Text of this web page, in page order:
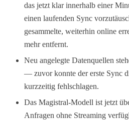
das jetzt klar innerhalb einer
einen laufenden Sync
gesammelte, weiterhin online
mehr entfernt.
Neu angelegte Datenquellen
— zuvor konnte der erste Sync
kurzzeitig fehlschlagen.
Das Magistral-Modell ist jetzt
Anfragen ohne Streaming